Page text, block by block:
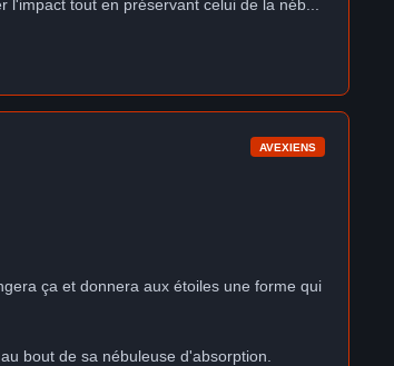
l'impact tout en préservant celui de la néb...
AVEXIENS
ça et donnera aux étoiles une forme qui
bout de sa nébuleuse d'absorption.